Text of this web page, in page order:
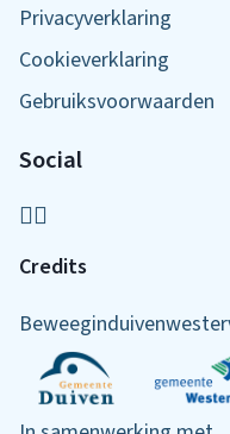
Privacyverklaring
Cookieverklaring
Gebruiksvoorwaarden
Social
Credits